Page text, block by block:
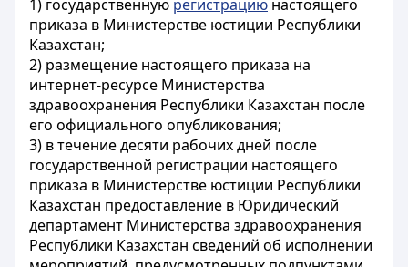
1) государственную регистрацию настоящего
приказа в Министерстве юстиции Республики
Казахстан;
2) размещение настоящего приказа на
интернет-ресурсе Министерства
здравоохранения Республики Казахстан после
его официального опубликования;
3) в течение десяти рабочих дней после
государственной регистрации настоящего
приказа в Министерстве юстиции Республики
Казахстан предоставление в Юридический
департамент Министерства здравоохранения
Республики Казахстан сведений об исполнении